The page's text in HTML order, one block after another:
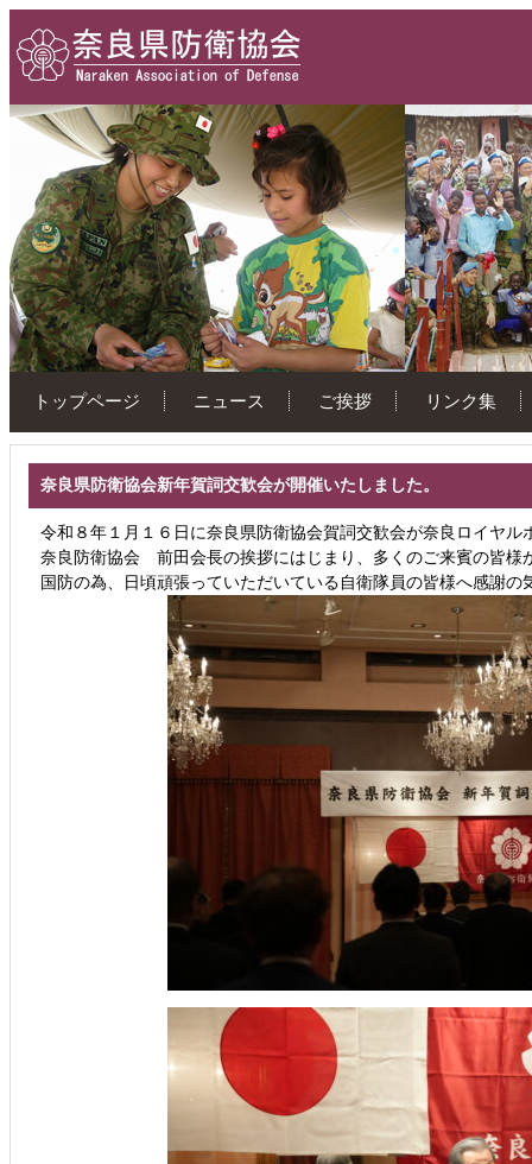
トップページ ニュース ご挨拶 リンク集
奈良県防衛協会新年賀詞交歓会が開催いたしました。
令和８年１月１６日に奈良県防衛協会賀詞交歓会が奈良ロイヤル
奈良防衛協会 前田会長の挨拶にはじまり、多くのご来賓の皆様
国防の為、日頃頑張っていただいている自衛隊員の皆様へ感謝